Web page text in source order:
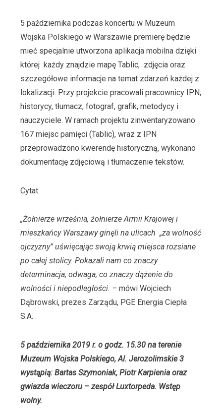
5 października podczas koncertu w Muzeum
Wojska Polskiego w Warszawie premierę będzie
mieć specjalnie utworzona aplikacja mobilna dzięki
której każdy znajdzie mapę Tablic, zdjęcia oraz
szczegółowe informacje na temat zdarzeń każdej z
lokalizacji. Przy projekcie pracowali pracownicy IPN,
historycy, tłumacz, fotograf, grafik, metodycy i
nauczyciele. W ramach projektu zinwentaryzowano
167 miejsc pamięci (Tablic), wraz z IPN
przeprowadzono kwerendę historyczną, wykonano
dokumentację zdjęciową i tłumaczenie tekstów.
Cytat:
„Żołnierze września, żołnierze Armii Krajowej i
mieszkańcy Warszawy ginęli na ulicach „za wolność
ojczyzny” uświęcając swoją krwią miejsca rozsiane
po całej stolicy. Pokazali nam co znaczy
determinacja, odwaga, co znaczy dążenie do
wolności i niepodległości. – mówi Wojciech
Dąbrowski, prezes Zarządu, PGE Energia Ciepła
S.A.
5 października 2019 r. o godz. 15.30 na terenie
Muzeum Wojska Polskiego, Al. Jerozolimskie 3
wystąpią: Bartas Szymoniak, Piotr Karpienia oraz
gwiazda wieczoru – zespół Luxtorpeda. Wstęp
wolny.